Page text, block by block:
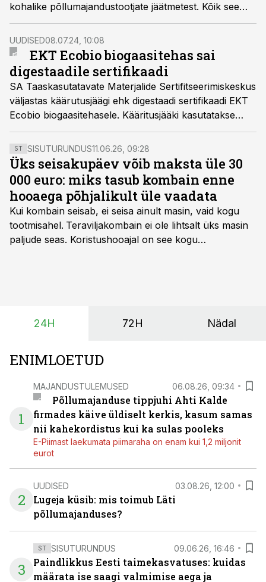
kohalike põllumajandustootjate jäätmetest. Kõik see
toimetatakse töötlemiseks veoautodega, mis ise
tarbivad kütusena biometaani.
UUDISED08.07.24, 10:08
EKT Ecobio biogaasitehas sai
digestaadile sertifikaadi
SA Taaskasutatavate Materjalide Sertifitseerimiskeskus
väljastas käärutusjäägi ehk digestaadi sertifikaadi EKT
Ecobio biogaasitehasele. Kääritusjääki kasutatakse
väetiseks põllumajanduses, sertifikaadi olemasolu
näitab selle kvaliteedi kindlust. Sertifikaat väljastati nii
vedeleale kui tahkele kääritusjäägile.
ST SISUTURUNDUS11.06.26, 09:28
Üks seisakupäev võib maksta üle 30
000 euro: miks tasub kombain enne
hooaega põhjalikult üle vaadata
Kui kombain seisab, ei seisa ainult masin, vaid kogu
tootmisahel. Teraviljakombain ei ole lihtsalt üks masin
paljude seas. Koristushooajal on see kogu
24H 72H Nädal
ENIMLOETUD
1
MAJANDUSTULEMUSED 06.08.26, 09:34
Põllumajanduse tippjuhi Ahti Kalde
firmades käive üldiselt kerkis, kasum samas
nii kahekordistus kui ka sulas pooleks
E-Piimast laekumata piimaraha on enam kui 1,2 miljonit
eurot
2
UUDISED 03.08.26, 12:00
Lugeja küsib: mis toimub Läti
põllumajanduses?
3
ST SISUTURUNDUS 09.06.26, 16:46
Paindlikkus Eesti taimekasvatuses: kuidas
määrata ise saagi valmimise aega ja